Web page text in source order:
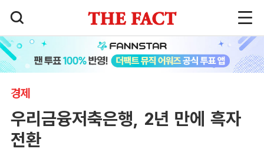
경제
우리금융저축은행, 2년 만에 흑자
전환